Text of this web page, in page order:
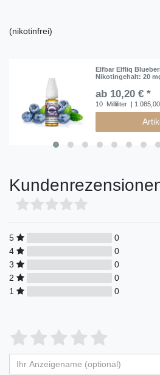
(nikotinfrei)
Elfbar Elfliq
Nikotingehalt: 20
ab 10,20 € *
10 Milliliter |
5
0
4
0
3
0
2
0
1
0
Bewertungssterne
von
4
von
3
von
2
von
1
von